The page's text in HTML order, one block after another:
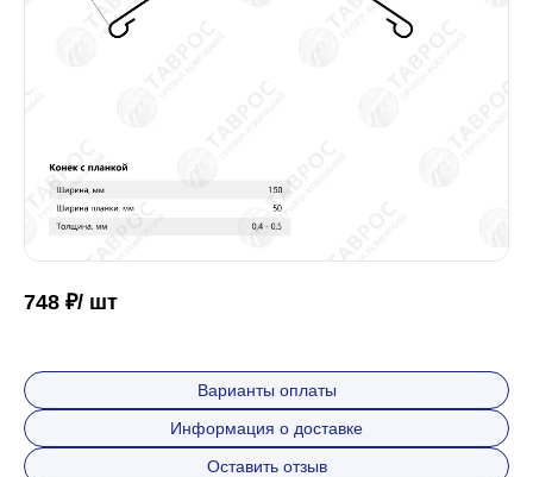
Забор
Водосточная система
Профили для гипсокартона
Дача и сад
Другие товары
748 ₽/ шт
Варианты оплаты
Информация о доставке
Оставить отзыв